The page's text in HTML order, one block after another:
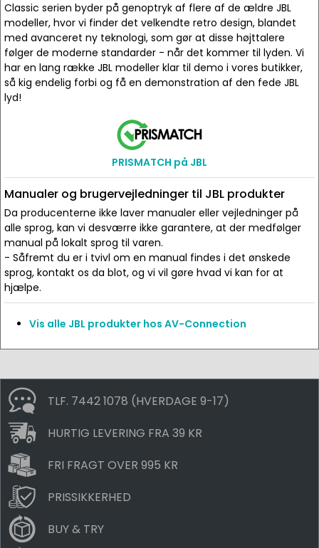
Classic serien byder på genoptryk af flere af de ældre JBL
modeller, hvor vi finder det velkendte retro design, blandet
med avanceret ny teknologi, som gør at disse højttalere
følger de moderne standarder - når det kommer til lyden. Vi
har en lang række JBL modeller klar til demo i vores butikker,
så kig endelig forbi og få en demonstration af den fede JBL
lyd!
PRISMATCH på JBL
Manualer og brugervejledninger til JBL produkter
Da producenterne ikke laver manualer eller vejledninger på
alle sprog, kan vi desværre ikke garantere, at der medfølger
manual på lokalt sprog til varen.
- Såfremt du er i tvivl om en manual findes i det ønskede
sprog, kontakt os da blot, og vi vil gøre hvad vi kan for at
hjælpe.
Vis alle JBL produkter hos AV-Connection
TLF. 7442 1078 (HVERDAGE 9-17)
HURTIG LEVERING FRA 39 KR
FRI FRAGT OVER 995 KR
PRISSIKKERHED
BUY & TRY